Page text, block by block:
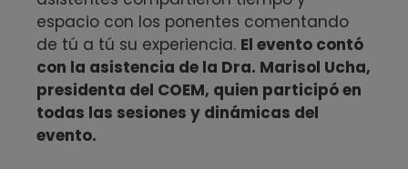
espacio con los ponentes comentando
de tú a tú su experiencia. El evento contó
con la asistencia de la Dra. Marisol Ucha,
presidenta del COEM, quien participó en
todas las sesiones y dinámicas del
evento.